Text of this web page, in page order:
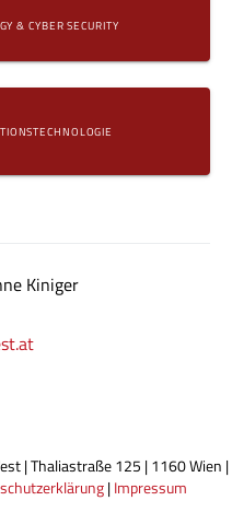
& CYBER SECURITY
Kiniger
| Thaliastraße 125 | 1160 Wien |
| Impressum